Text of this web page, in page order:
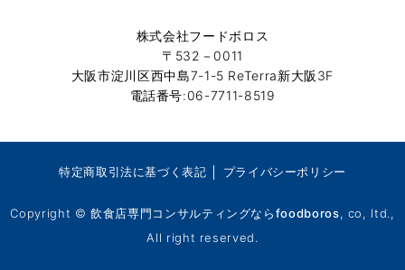
株式会社フードボロス
〒532－0011
大阪市淀川区西中島7-1-5 ReTerra新大阪3F
電話番号:06-7711-8519
特定商取引法に基づく表記 プライバシーポリシー
Copyright ©飲食店専門コンサルティングならfoodboros, co, ltd.,
All right reserved.